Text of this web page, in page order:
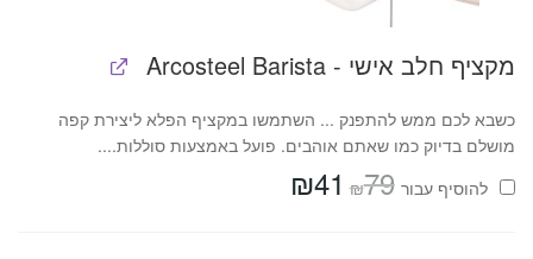
מקציף חלב אישי - Arcosteel Barista
כשבא לכם ממש להתפנק ... השתמשו במקציף הפלא ליצירת קפה
מושלם בדיוק כמו שאתם אוהבים. פועל באמצעות סוללות....
להוסיף⁦⁩ עבור
₪79 המחיר
המקורי
₪41